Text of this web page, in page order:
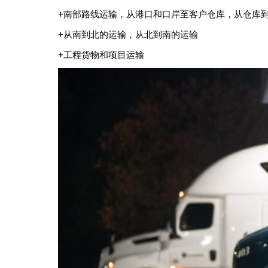
+南部路线运输，从港口和口岸至客户仓库，从仓库
+从南到北的运输，从北到南的运输
+工程货物和项目运输